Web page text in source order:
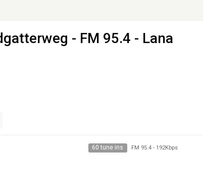
- FM 95.4 - Lana
60 tune ins FM 95.4- 192Kbps